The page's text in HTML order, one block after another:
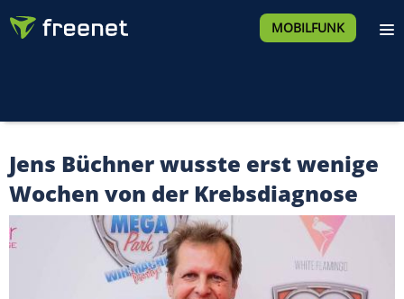
MOBILFUNK
Jens Büchner wusste erst wenige
Wochen von der Krebsdiagnose